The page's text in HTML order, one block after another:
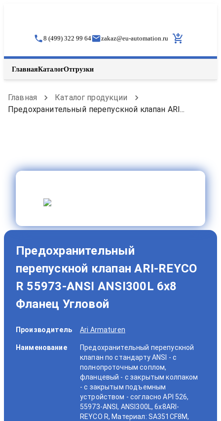
8 (499) 322 99 64 zakaz@eu-automation.ru
ГлавнаяКаталогОтгрузки
Главная
Каталог продукции
Предохранительный перепускной клапан ARI...
Предохранительный
перепускной клапан ARI-REYCO
R 55973-ANSI ANSI300L 6x8
Фланец Угловой
Производитель Ari Armaturen
Наименование
Предохранительный перепускной
клапан по стандарту ANSI - с
полнопроточным соплом,
фланцевый - с закрытым колпаком
- с закрытым подъемным
устройством - согласно API 526,
55973-ANSI, ANSI300L, 6x8ARI-
REYCO R, Материал: SA351CF8M,